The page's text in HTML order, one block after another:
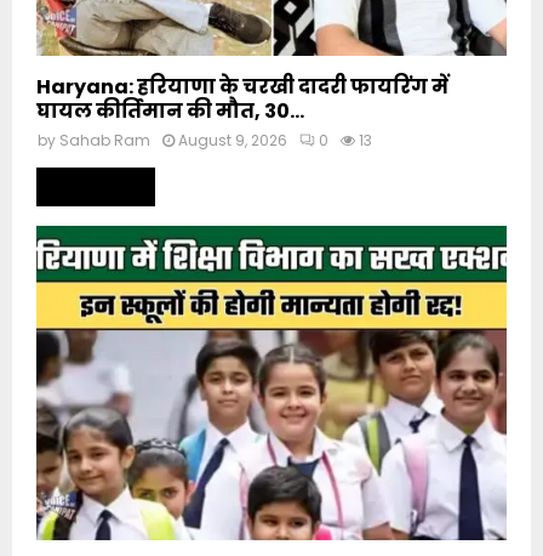
Haryana: हरियाणा के चरखी दादरी फायरिंग में
घायल कीर्तिमान की मौत, 30...
by Sahab Ram August 9, 2026 0 13